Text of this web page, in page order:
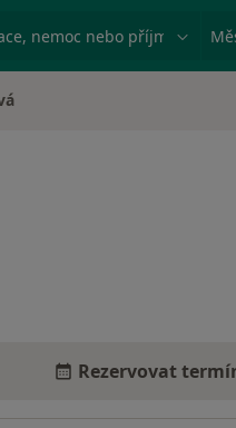
nemoc nebo příjmení
Rezervovat